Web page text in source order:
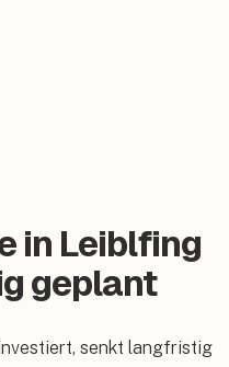
in Leiblfing
geplant
senkt langfristig